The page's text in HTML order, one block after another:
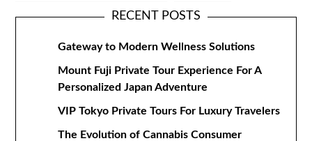
RECENT POSTS
Gateway to Modern Wellness Solutions
Mount Fuji Private Tour Experience For A
Personalized Japan Adventure
VIP Tokyo Private Tours For Luxury Travelers
The Evolution of Cannabis Consumer